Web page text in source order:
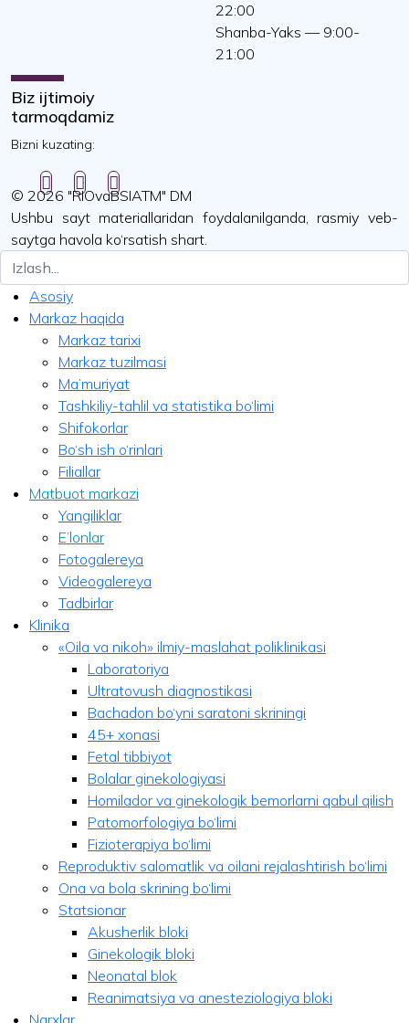
22:00
Shanba-Yaks — 9:00-
21:00
Biz ijtimoiy
tarmoqdamiz
Bizni kuzating:
© 2026 "RIOvaBSIATM" DM
Ushbu sayt materiallaridan foydalanilganda, rasmiy veb-
saytga havola ko‘rsatish shart.
Asosiy
Markaz haqida
Markaz tarixi
Markaz tuzilmasi
Ma’muriyat
Tashkiliy-tahlil va statistika bo‘limi
Shifokorlar
Bo‘sh ish o‘rinlari
Filiallar
Matbuot markazi
Yangiliklar
E’lonlar
Fotogalereya
Videogalereya
Tadbirlar
Klinika
«Oila va nikoh» ilmiy-maslahat poliklinikasi
Laboratoriya
Ultratovush diagnostikasi
Bachadon bo‘yni saratoni skriningi
45+ xonasi
Fetal tibbiyot
Bolalar ginekologiyasi
Homilador va ginekologik bemorlarni qabul qilish
Patomorfologiya bo‘limi
Fizioterapiya bo‘limi
Reproduktiv salomatlik va oilani rejalashtirish bo‘limi
Ona va bola skrining bo‘limi
Statsionar
Akusherlik bloki
Ginekologik bloki
Neonatal blok
Reanimatsiya va anesteziologiya bloki
Narxlar